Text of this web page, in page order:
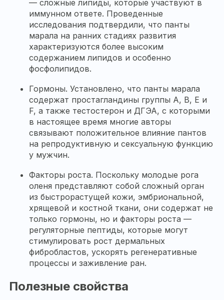
— сложные липиды, которые участвуют в
иммунном ответе. Проведенные
исследования подтвердили, что панты
марала на ранних стадиях развития
характеризуются более высоким
содержанием липидов и особенно
фосфолипидов.
Гормоны. Установлено, что панты марала
содержат простагландины группы А, В, Е и
F, а также тестостерон и ДГЭА, с которыми
в настоящее время многие авторы
связывают положительное влияние пантов
на репродуктивную и сексуальную функцию
у мужчин.
Факторы роста. Поскольку молодые рога
оленя представляют собой сложный орган
из быстрорастущей кожи, эмбриональной,
хрящевой и костной ткани, они содержат не
только гормоны, но и факторы роста —
регуляторные пептиды, которые могут
стимулировать рост дермальных
фибробластов, ускорять регенеративные
процессы и заживление ран.
Полезные свойства